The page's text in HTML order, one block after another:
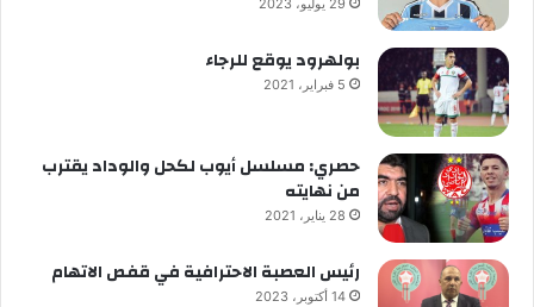
29 يوليو، 2023
بولهرود يوقع للرجاء
5 فبراير، 2021
حصري: مسلسل أيوب لكحل والوداد يقترب
من نهايته
28 يناير، 2021
رئيس العصبة الاحترافية في قفص الاتهام
14 أكتوبر، 2023